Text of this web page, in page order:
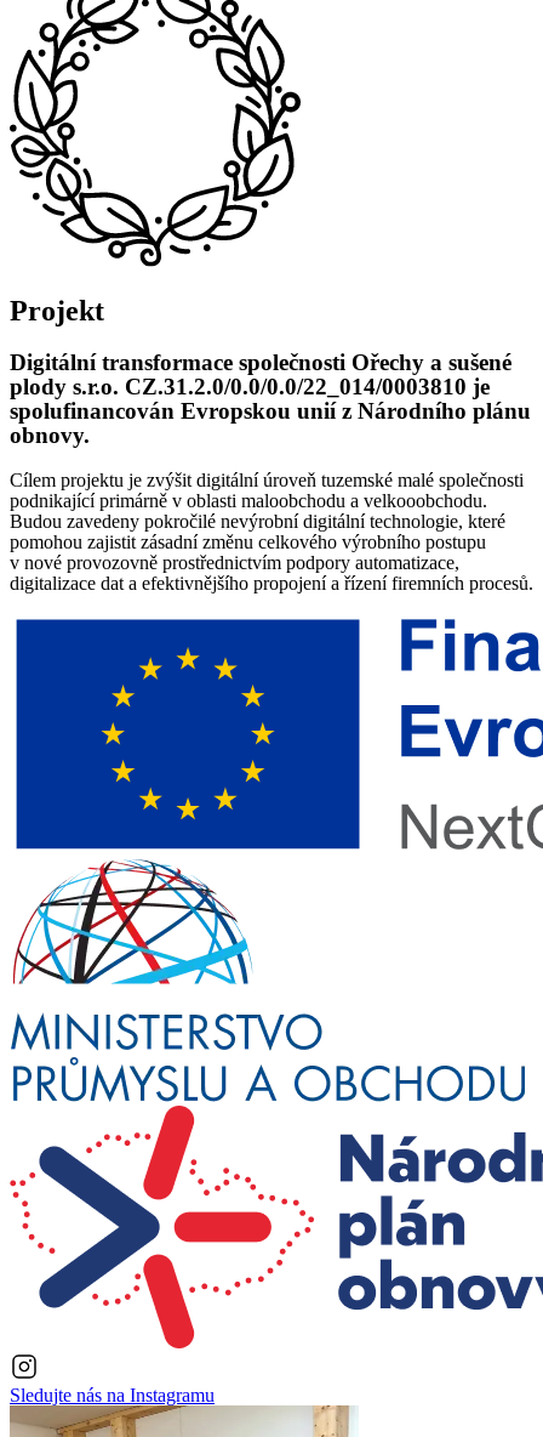
Projekt
Digitální transformace společnosti Ořechy a sušené
plody s.r.o. CZ.31.2.0/0.0/0.0/22_014/0003810 je
spolufinancován Evropskou unií z Národního plánu
obnovy.
Cílem projektu je zvýšit digitální úroveň tuzemské malé společnosti
podnikající primárně v oblasti maloobchodu a velkooobchodu.
Budou zavedeny pokročilé nevýrobní digitální technologie, které
pomohou zajistit zásadní změnu celkového výrobního postupu
v nové provozovně prostřednictvím podpory automatizace,
digitalizace dat a efektivnějšího propojení a řízení firemních procesů.
Sledujte nás na Instagramu